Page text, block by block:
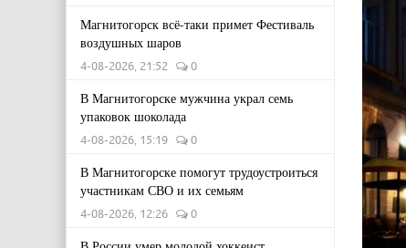
Магнитогорск всё-таки примет Фестиваль
воздушных шаров
4-08-2026, 21:52 0
В Магнитогорске мужчина украл семь
упаковок шоколада
4-08-2026, 15:19 0
В Магнитогорске помогут трудоустроиться
участникам СВО и их семьям
4-08-2026, 12:26 0